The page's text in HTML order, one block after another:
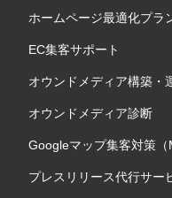
ホームページ最適化プラ
EC集客サポート
オウンドメディア構築・
オウンドメディア診断
Googleマップ集客対策（
プレスリリース代行サー